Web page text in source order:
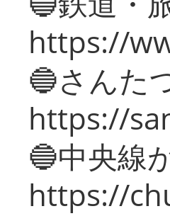
https://
🔵さんた
https://
🔵中央線
https://